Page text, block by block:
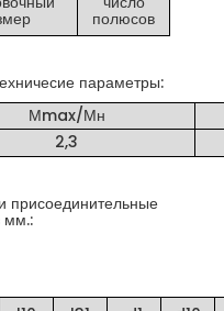
полюсов
параметры:
Мmax/Мн
2,3
присоединительные
мм.: